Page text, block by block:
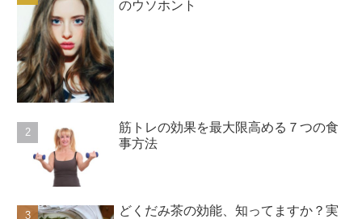
のウソホント
筋トレの効果を最大限高める７つの食
事方法
どくだみ茶の効能、知ってますか？実